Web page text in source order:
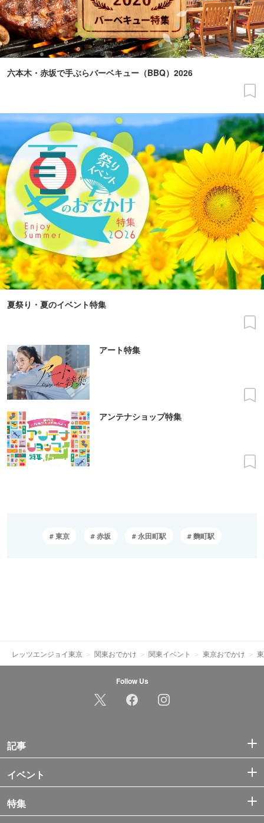
六本木・赤坂で手ぶらバーベキュー（BBQ）2026
夏祭り・夏のイベント特集
アート特集
アンテナショップ特集
東京 赤坂 永田町駅 麴町駅
レッツエンジョイ東京 関東おでかけ 関東イベント 東京おでかけ
Follow Us
記事
イベント
特集